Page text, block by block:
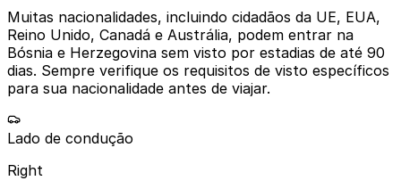
Muitas nacionalidades, incluindo cidadãos da UE, EUA,
Reino Unido, Canadá e Austrália, podem entrar na
Bósnia e Herzegovina sem visto por estadias de até 90
dias. Sempre verifique os requisitos de visto específicos
para sua nacionalidade antes de viajar.
Lado de condução
Right